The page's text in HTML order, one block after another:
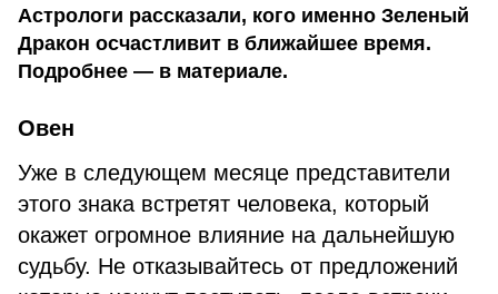
Астрологи рассказали, кого именно Зеленый
Дракон осчастливит в ближайшее время.
Подробнее — в материале.
Овен
Уже в следующем месяце представители
этого знака встретят человека, который
окажет огромное влияние на дальнейшую
судьбу. Не отказывайтесь от предложений